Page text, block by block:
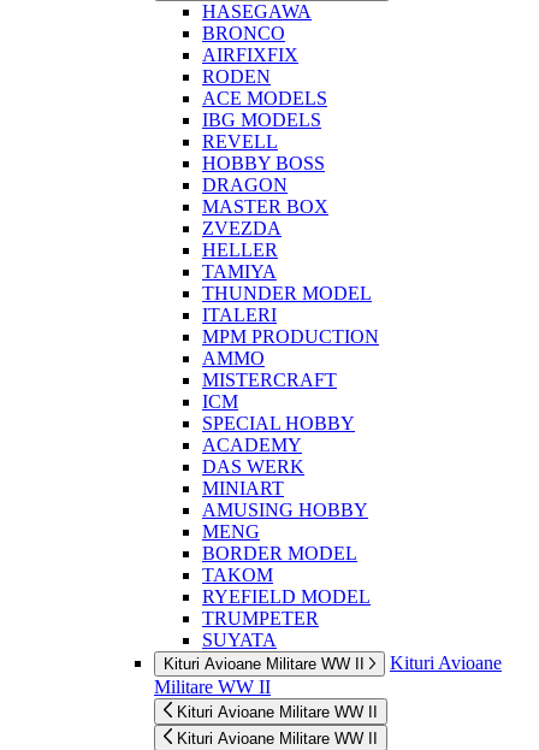
HASEGAWA
BRONCO
AIRFIXFIX
RODEN
ACE MODELS
IBG MODELS
REVELL
HOBBY BOSS
DRAGON
MASTER BOX
ZVEZDA
HELLER
TAMIYA
THUNDER MODEL
ITALERI
MPM PRODUCTION
AMMO
MISTERCRAFT
ICM
SPECIAL HOBBY
ACADEMY
DAS WERK
MINIART
AMUSING HOBBY
MENG
BORDER MODEL
TAKOM
RYEFIELD MODEL
TRUMPETER
SUYATA
Kituri Avioane Militare WW II
Kituri Avioane
Militare WW II
Kituri Avioane Militare WW II
Kituri Avioane Militare WW II